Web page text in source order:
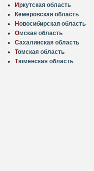
Иркутская область
Кемеровская область
Новосибирская область
Омская область
Сахалинская область
Томская область
Тюменская область